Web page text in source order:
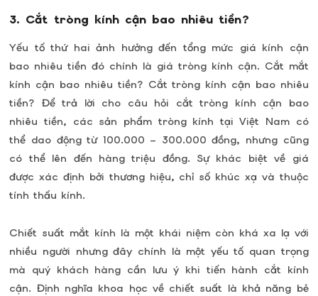
3. Cắt tròng kính cận bao nhiêu tiền?
Yếu tố thứ hai ảnh hưởng đến tổng mức giá kính cận
bao nhiêu tiền đó chính là giá tròng kính cận. Cắt mắt
kính cận bao nhiêu tiền? Cắt tròng kính cận bao nhiêu
tiền? Để trả lời cho câu hỏi cắt tròng kính cận bao
nhiêu tiền, các sản phẩm tròng kính tại Việt Nam có
thể dao động từ 100.000 – 300.000 đồng, nhưng cũng
có thể lên đến hàng triệu đồng. Sự khác biệt về giá
được xác định bởi thương hiệu, chỉ số khúc xạ và thuộc
tính thấu kính.
Chiết suất mắt kính là một khái niệm còn khá xa lạ với
nhiều người nhưng đây chính là một yếu tố quan trọng
mà quý khách hàng cần lưu ý khi tiến hành cắt kính
cận. Định nghĩa khoa học về chiết suất là khả năng bẻ